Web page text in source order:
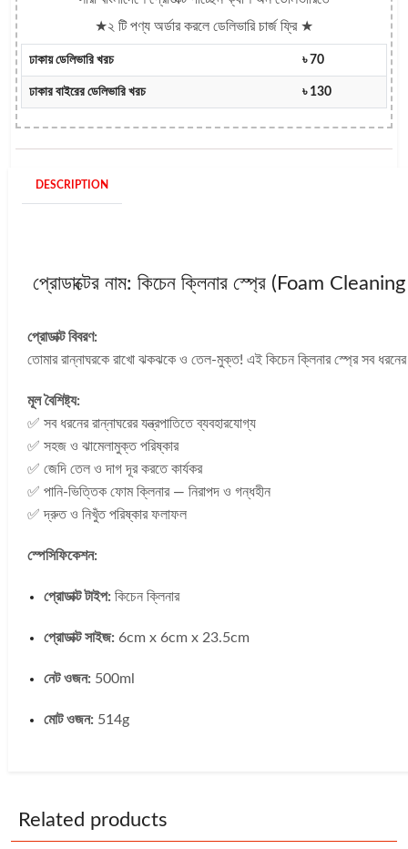
★২ টি পণ্য অর্ডার করলে ডেলিভারি চার্জ ফ্রি ★
ঢাকায় ডেলিভারি খরচ ৳ 70
ঢাকার বাইরের ডেলিভারি খরচ ৳ 130
DESCRIPTION
প্রোডাক্টের নাম: কিচেন ক্লিনার স্প্রে (Foam
প্রোডাক্ট বিবরণ:
তোমার রান্নাঘরকে রাখো ঝকঝকে ও তেল-মুক্ত! এই কিচেন ক্লিনার স্প্রে সব
মূল বৈশিষ্ট্য:
✅ সব ধরনের রান্নাঘরের যন্ত্রপাতিতে ব্যবহারযোগ্য
✅ সহজ ও ঝামেলামুক্ত পরিষ্কার
✅ জেদি তেল ও দাগ দূর করতে কার্যকর
✅ পানি-ভিত্তিক ফোম ক্লিনার — নিরাপদ ও গন্ধহীন
✅ দ্রুত ও নিখুঁত পরিষ্কার ফলাফল
স্পেসিফিকেশন:
প্রোডাক্ট টাইপ: কিচেন ক্লিনার
প্রোডাক্ট সাইজ: 6cm x 6cm x 23.5cm
নেট ওজন: 500ml
মোট ওজন: 514g
Related products